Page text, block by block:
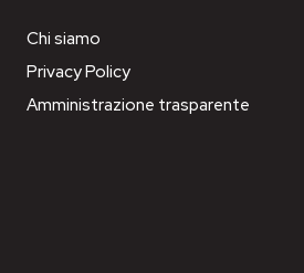
Chi siamo
Privacy Policy
Amministrazione trasparente